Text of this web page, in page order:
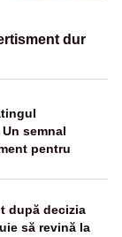
dur
semnal
pentru
după decizia
să revină la